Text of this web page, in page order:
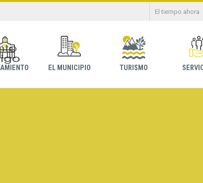
El tiempo ahora
EL MUNICIPIO TURISMO